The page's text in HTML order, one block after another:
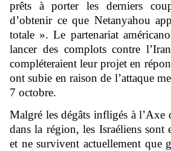
prêts à porter les derniers
d’obtenir ce que Netanyahou
totale ». Le partenariat
lancer des complots contre
compléteraient leur projet en
ont subie en raison de l’attaque
7 octobre.
Malgré les dégâts infligés à l’Axe
dans la région, les Israéliens sont
et ne survivent actuellement que